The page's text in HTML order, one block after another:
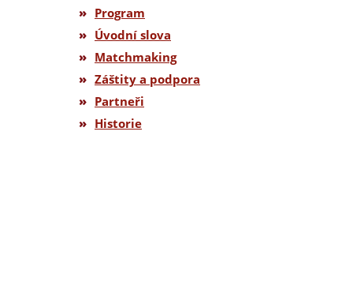
» Program
» Úvodní slova
» Matchmaking
» Záštity a podpora
» Partneři
» Historie